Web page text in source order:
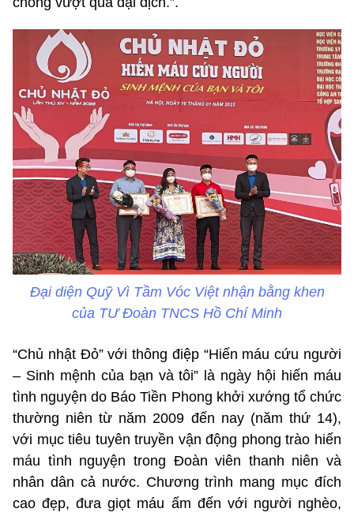
Đại diện Quỹ Vì Tầm Vóc Việt nhận bằng khen
của TƯ Đoàn TNCS Hồ Chí Minh
“Chủ nhật Đỏ” với thông điệp “Hiến máu cứu người
– Sinh mệnh của bạn và tôi” là ngày hội hiến máu
tình nguyện do Báo Tiền Phong khởi xướng tổ chức
thường niên từ năm 2009 đến nay (năm thứ 14),
với mục tiêu tuyên truyền vận động phong trào hiến
máu tình nguyện trong Đoàn viên thanh niên và
nhân dân cả nước. Chương trình mang mục đích
cao đẹp, đưa giọt máu ấm đến với người nghèo,